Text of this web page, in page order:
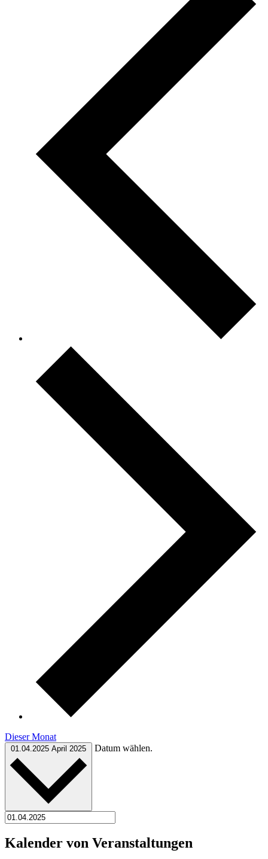
Dieser Monat
01.04.2025 April 2025 Datum wählen.
Kalender von Veranstaltungen